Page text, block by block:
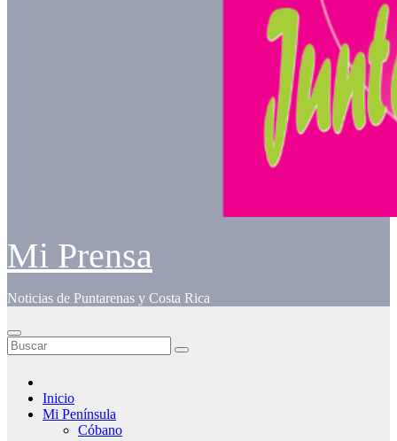
Mi Prensa
Noticias de Puntarenas y Costa Rica
Inicio
Mi Península
Cóbano